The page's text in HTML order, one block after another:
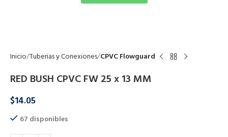
Inicio Tuberias y Conexiones CPVC Flowguard
RED BUSH CPVC FW 25 x 13 MM
$14.05
67 disponibles